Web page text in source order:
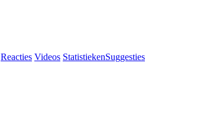
Reacties Videos StatistiekenSuggesties